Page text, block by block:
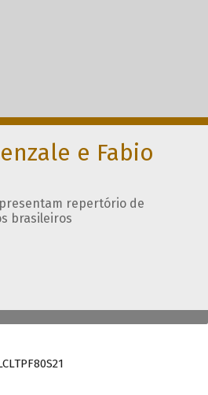
e Fabio
repertório de
brasileiros